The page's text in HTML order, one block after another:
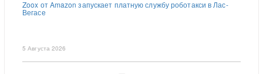
Zoox от Amazon запускает платную службу роботакси в Лас-
Вегасе
5 Августа 2026